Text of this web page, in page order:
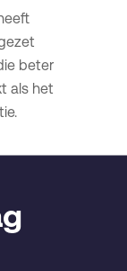
beter
als het